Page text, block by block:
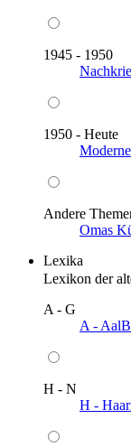
1945 - 1950
1950 - Heute
Andere
Omas
Lexika
Lexikon der
A - G
A - Aal
H - N
H -